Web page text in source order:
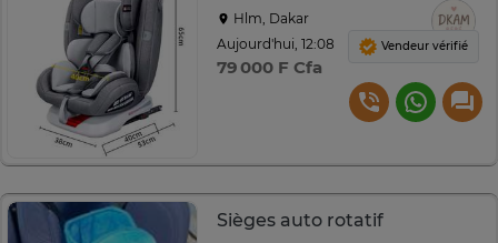
Hlm, Dakar
Aujourd'hui, 12:08
79 000 F Cfa
Vendeur vérifié
Sièges auto rotatif